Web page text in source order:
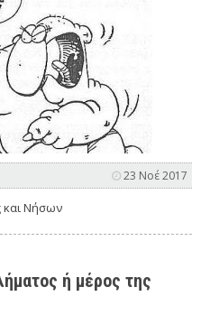
23 Νοέ 2017
και Νήσων
ή μέρος της